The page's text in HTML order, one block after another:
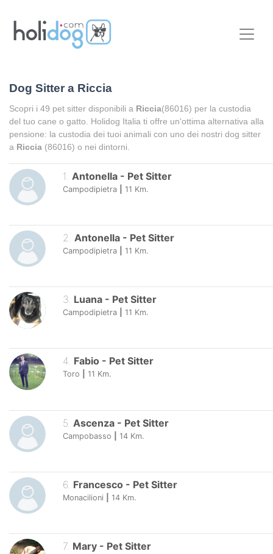
Dog Sitter a Riccia
Scopri i 49 pet sitter disponibili a Riccia(86016) per la custodia
del tuo cane o gatto. Holidog Italia ti offre un'ottima alternativa alla
pensione: la custodia dei tuoi animali con uno dei nostri dog sitter
a Riccia (86016) o nei dintorni.
1 Antonella - Pet Sitter
Campodipietra 11 Km.
2. Antonella - Pet Sitter
Campodipietra 11 Km.
3. Luana - Pet Sitter
Campodipietra 11 Km.
4. Fabio - Pet Sitter
Toro 11 Km.
5 Ascenza - Pet Sitter
Campobasso 14 Km.
6 Francesco - Pet Sitter
Monacilioni 14 Km.
7. Mary - Pet Sitter